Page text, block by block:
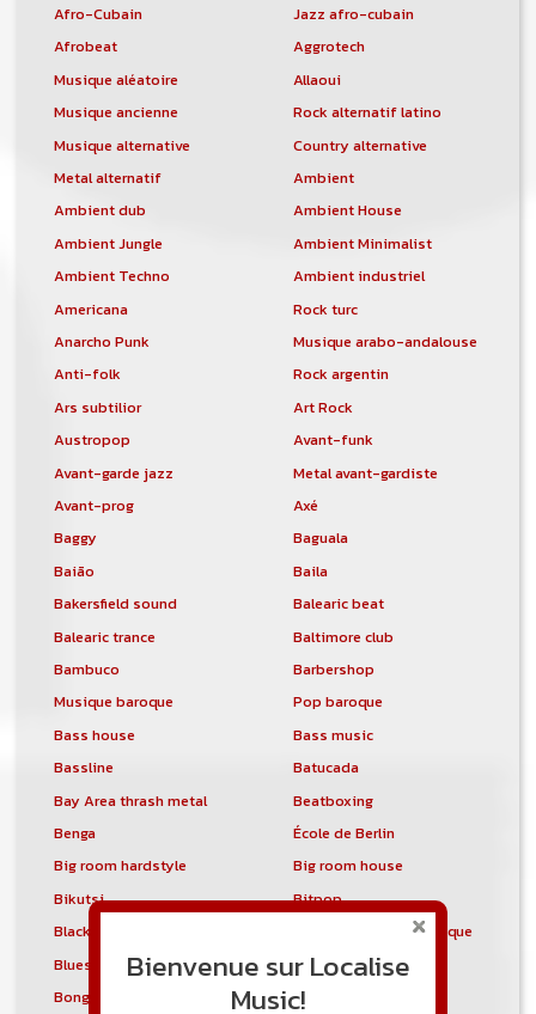
Afro-Cubain
Jazz afro-cubain
Afrobeat
Aggrotech
Musique aléatoire
Allaoui
Musique ancienne
Rock alternatif latino
Musique alternative
Country alternative
Metal alternatif
Ambient
Ambient dub
Ambient House
Ambient Jungle
Ambient Minimalist
Ambient Techno
Ambient industriel
Americana
Rock turc
Anarcho Punk
Musique arabo-andalouse
Anti-folk
Rock argentin
Ars subtilior
Art Rock
Austropop
Avant-funk
Avant-garde jazz
Metal avant-gardiste
Avant-prog
Axé
Baggy
Baguala
Baião
Baila
Bakersfield sound
Balearic beat
Balearic trance
Baltimore club
Bambuco
Barbershop
Musique baroque
Pop baroque
Bass house
Bass music
Bassline
Batucada
Bay Area thrash metal
Beatboxing
Benga
École de Berlin
Big room hardstyle
Big room house
Bikutsi
Bitpop
Black metal norvégien
Black metal symphonique
Blues électrique
Blues touareg
Bongo Flava
Boogaloo
Bienvenue sur Localise
Music!